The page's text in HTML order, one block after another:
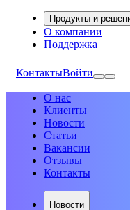
Продукты и
О компании
Поддержка
КонтактыВойти
О нас
Клиенты
Новости
Статьи
Вакансии
Отзывы
Контакты
Новости